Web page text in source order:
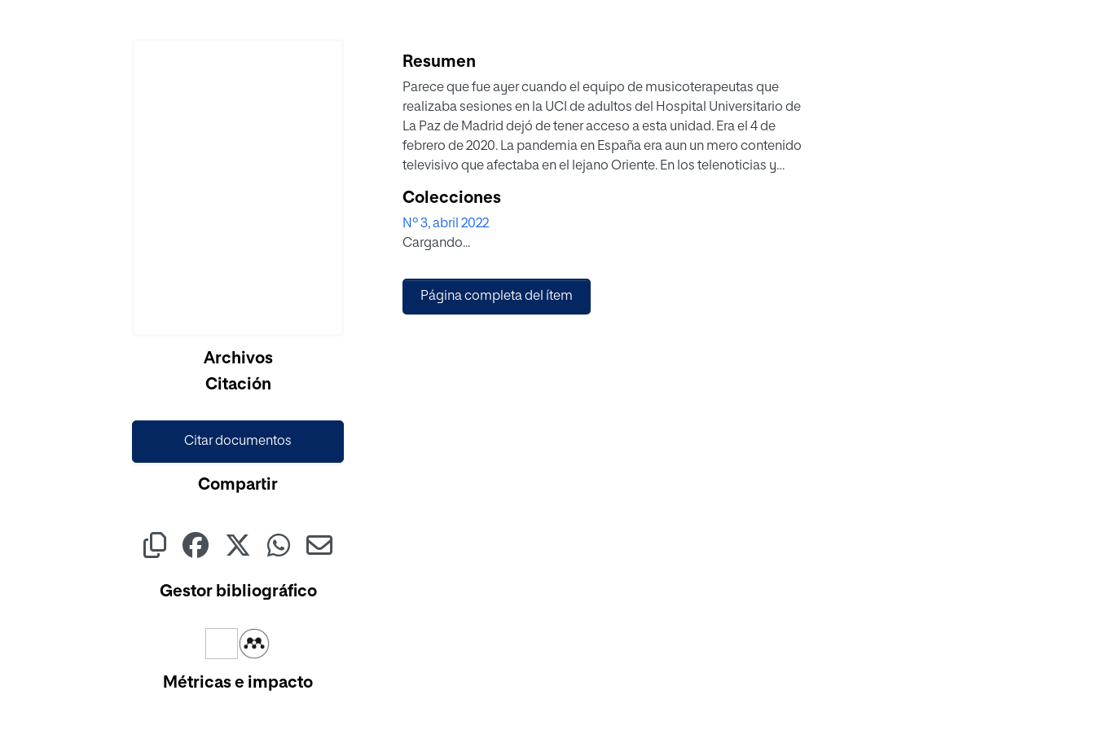
Archivos
Citación
Citar documentos
Compartir
Gestor bibliográfico
Métricas e impacto
Resumen
Parece que fue ayer cuando el equipo de musicoterapeutas que
realizaba sesiones en la UCI de adultos del Hospital Universitario de
La Paz de Madrid dejó de tener acceso a esta unidad. Era el 4 de
febrero de 2020. La pandemia en España era aun un mero contenido
televisivo que afectaba en el lejano Oriente. En los telenoticias y
sabe a salvo de los acontecimientos. El resto de la historia ya la conocen,
incluso puede que hayan experimentado en primera persona las
vicisitudes del bichito o haber atravesado el trance de tener que llorar
Colecciones
Nº 3, abril 2022
Cargando...
Página completa del ítem